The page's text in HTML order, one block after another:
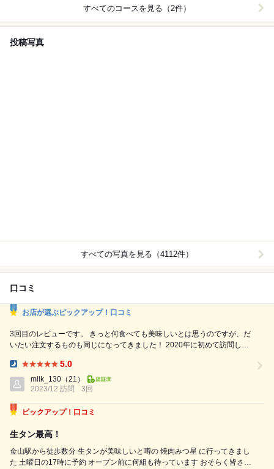
すべてのコースを見る（2件）
投稿写真
すべての写真を見る（4112件）
口コミ
お店が選ぶピックアップ！口コミ
3回目のレビューです。 きっと何食べても美味しいとは思うのですが、だ
いたい注文するものも同じになってきました！ 2020年に初めて訪問し、
都、石垣島等、各地で様々な焼き肉屋さんに行きましたが、やはり自分と
してはこちらがナンバーワンです。 旨い×旨いのクリームチーズが大変好
きなのですが、次に伺うときは、魚卵苦手な2人で行くの...
5.0
milk_130 （21）
2023/12 訪問
3回
ピックアップ！口コミ
生タン最高！
金山駅から徒歩数分 生タンが美味しいと噂の 焼肉みつ星 に行ってきまし
た 土曜日の17時に予約 オープン前に何組も待っています おそらく皆さん